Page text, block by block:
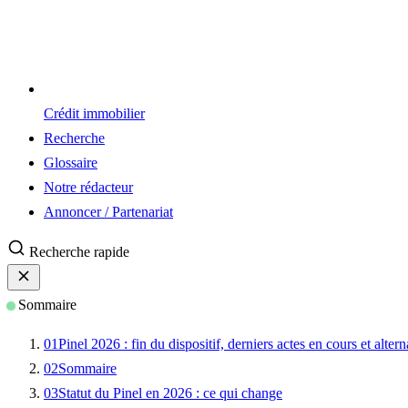
Crédit immobilier
Recherche
Glossaire
Notre rédacteur
Annoncer / Partenariat
Recherche rapide
Sommaire
01Pinel 2026 : fin du dispositif, derniers actes en cours et
02Sommaire
03Statut du Pinel en 2026 : ce qui change